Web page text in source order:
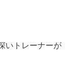
いトレーナーが